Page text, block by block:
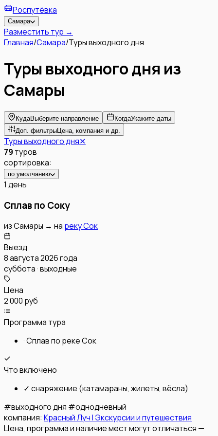
Роспутёвка
Самара
Разместить тур →
Главная/Самара/Туры выходного дня
Туры выходного дня из
Самары
КудаВыберите направление КогдаУкажите даты
Доп. фильтры Цена, компания и др.
Туры выходного дня✕
79 туров
сортировка:
по умолчанию
1 день
Сплав по Соку
изСамары → на реку Сок
Выезд
8 августа 2026 года
суббота · выходные
Цена
2 000 руб
Программа тура
·Сплав по реке Сок
Что включено
✓ снаряжение (катамараны, жилеты, вёсла)
#выходного дня #однодневный
компания: Красный Луч l Экскурсии и путешествия
Цена, программа и наличие мест могут отличаться —